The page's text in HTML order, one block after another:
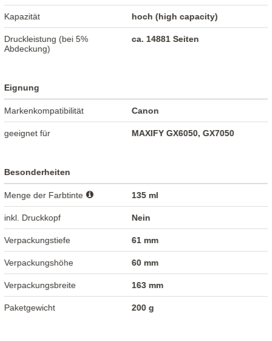
Kapazität hoch (high capacity)
Druckleistung (bei 5%
Abdeckung)
ca. 14881 Seiten
Eignung
Markenkompatibilität Canon
geeignet für MAXIFY GX6050, GX7050
Besonderheiten
Menge der Farbtinte 135 ml
inkl. Druckkopf Nein
Verpackungstiefe 61 mm
Verpackungshöhe 60 mm
Verpackungsbreite 163 mm
Paketgewicht 200 g